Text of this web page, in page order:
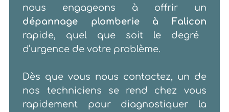
nous engageons à offrir un
dépannage plomberie à Falicon
rapide, quel que soit le degré
d’urgence de votre problème.
Dès que vous nous contactez, un de
nos techniciens se rend chez vous
rapidement pour diagnostiquer la